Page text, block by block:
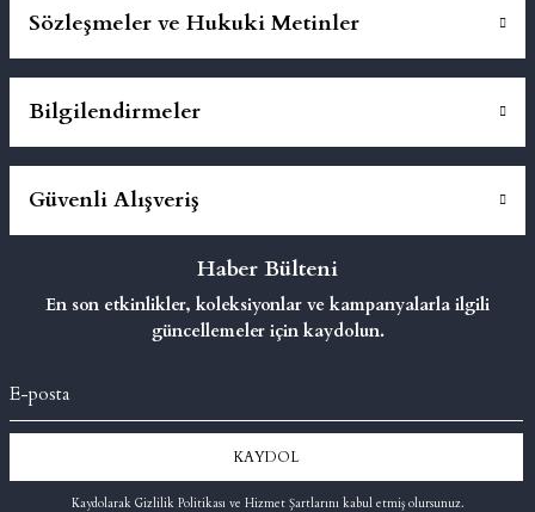
Sözleşmeler ve Hukuki Metinler
Bilgilendirmeler
Güvenli Alışveriş
Haber Bülteni
En son etkinlikler, koleksiyonlar ve kampanyalarla ilgili
güncellemeler için kaydolun.
KAYDOL
Kaydolarak Gizlilik Politikası ve Hizmet Şartlarını kabul etmiş olursunuz.